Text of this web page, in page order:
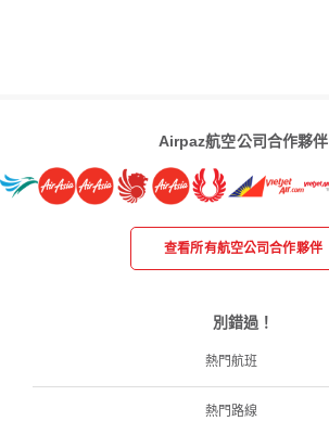
Airpaz航空公司合作夥伴
查看所有航空公司合作夥伴
別錯過！
熱門航班
熱門路線